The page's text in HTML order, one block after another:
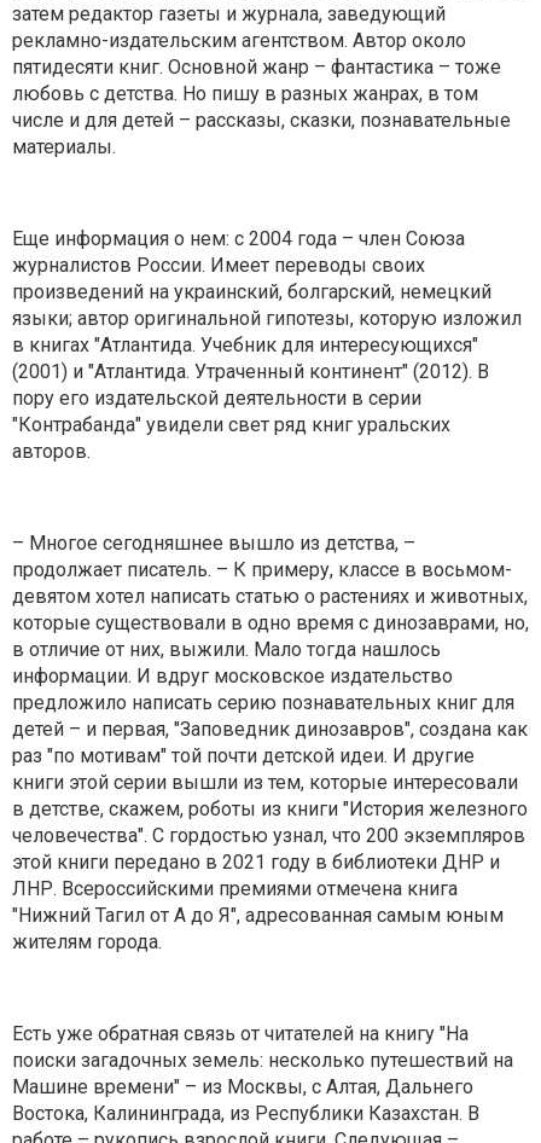
затем редактор газеты и журнала, заведующий
рекламно-издательским агентством. Автор около
пятидесяти книг. Основной жанр – фантастика – тоже
любовь с детства. Но пишу в разных жанрах, в том
числе и для детей – рассказы, сказки, познавательные
материалы.
Еще информация о нем: с 2004 года – член Союза
журналистов России. Имеет переводы своих
произведений на украинский, болгарский, немецкий
языки; автор оригинальной гипотезы, которую изложил
в книгах "Атлантида. Учебник для интересующихся"
(2001) и "Атлантида. Утраченный континент" (2012). В
пору его издательской деятельности в серии
"Контрабанда" увидели свет ряд книг уральских
авторов.
– Многое сегодняшнее вышло из детства, –
продолжает писатель. – К примеру, классе в восьмом-
девятом хотел написать статью о растениях и животных,
которые существовали в одно время с динозаврами, но,
в отличие от них, выжили. Мало тогда нашлось
информации. И вдруг московское издательство
предложило написать серию познавательных книг для
детей – и первая, "Заповедник динозавров", создана как
раз "по мотивам" той почти детской идеи. И другие
книги этой серии вышли из тем, которые интересовали
в детстве, скажем, роботы из книги "История железного
человечества". С гордостью узнал, что 200 экземпляров
этой книги передано в 2021 году в библиотеки ДНР и
ЛНР. Всероссийскими премиями отмечена книга
"Нижний Тагил от А до Я", адресованная самым юным
жителям города.
Есть уже обратная связь от читателей на книгу "На
поиски загадочных земель: несколько путешествий на
Машине времени" – из Москвы, с Алтая, Дальнего
Востока, Калининграда, из Республики Казахстан. В